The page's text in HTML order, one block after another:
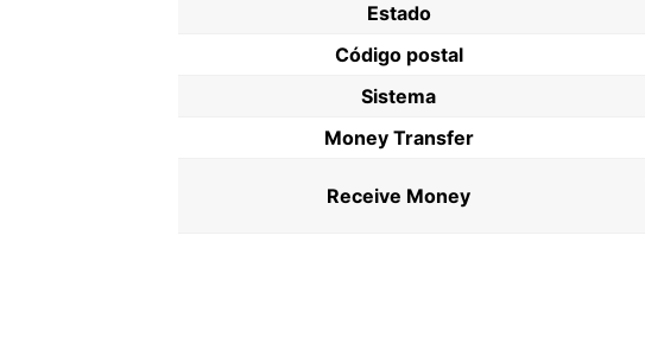
Estado
Código postal
Sistema
Money Transfer
Receive Money